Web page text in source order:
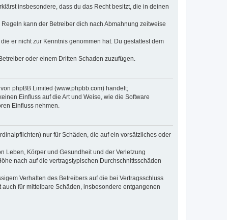
insbesondere, dass du das Recht besitzt, die in deinen
kann der Betreiber dich nach Abmahnung zeitweise
er nicht zur Kenntnis genommen hat. Du gestattest dem
oder einem Dritten Schaden zuzufügen.
phpBB Limited (www.phpbb.com) handelt;
Einfluss auf die Art und Weise, wie die Software
Einfluss nehmen.
nur für Schäden, die auf ein vorsätzliches oder
Leben, Körper und Gesundheit und der Verletzung
nach auf die vertragstypischen Durchschnittsschäden
Verhalten des Betreibers auf die bei Vertragsschluss
für mittelbare Schäden, insbesondere entgangenen